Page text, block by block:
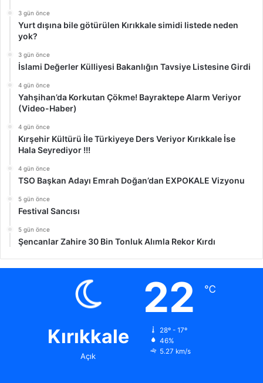
3 gün önce
Yurt dışına bile götürülen Kırıkkale simidi listede neden
yok?
3 gün önce
İslami Değerler Külliyesi Bakanlığın Tavsiye Listesine Girdi
4 gün önce
Yahşihan’da Korkutan Çökme! Bayraktepe Alarm Veriyor
(Video-Haber)
4 gün önce
Kırşehir Kültürü İle Türkiyeye Ders Veriyor Kırıkkale İse
Hala Seyrediyor !!!
4 gün önce
TSO Başkan Adayı Emrah Doğan’dan EXPOKALE Vizyonu
5 gün önce
Festival Sancısı
5 gün önce
Şencanlar Zahire 30 Bin Tonluk Alımla Rekor Kırdı
Kırıkkale
Açık
22 ℃
28º - 17º
46%
5.27 km/s